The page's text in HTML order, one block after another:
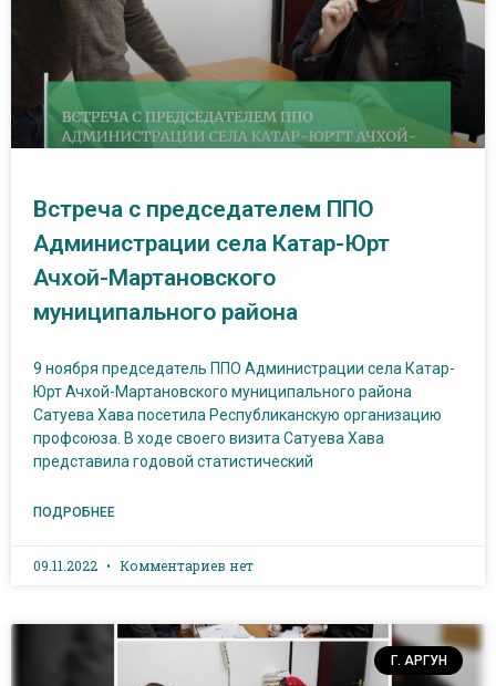
Встреча с председателем ППО
Администрации села Катар-Юрт
Ачхой-Мартановского
муниципального района
9 ноября председатель ППО Администрации села Катар-
Юрт Ачхой-Мартановского муниципального района
Сатуева Хава посетила Республиканскую организацию
профсоюза. В ходе своего визита Сатуева Хава
представила годовой статистический
ПОДРОБНЕЕ
09.11.2022 Комментариев нет
Г. АРГУН